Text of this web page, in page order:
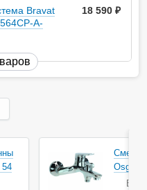
Bravat
A-
18 590
54
Osgard
В